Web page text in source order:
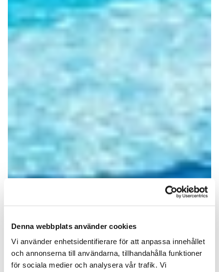
Denna webbplats använder cookies
Vi använder enhetsidentifierare för att anpassa innehållet
och annonserna till användarna, tillhandahålla funktioner
för sociala medier och analysera vår trafik. Vi